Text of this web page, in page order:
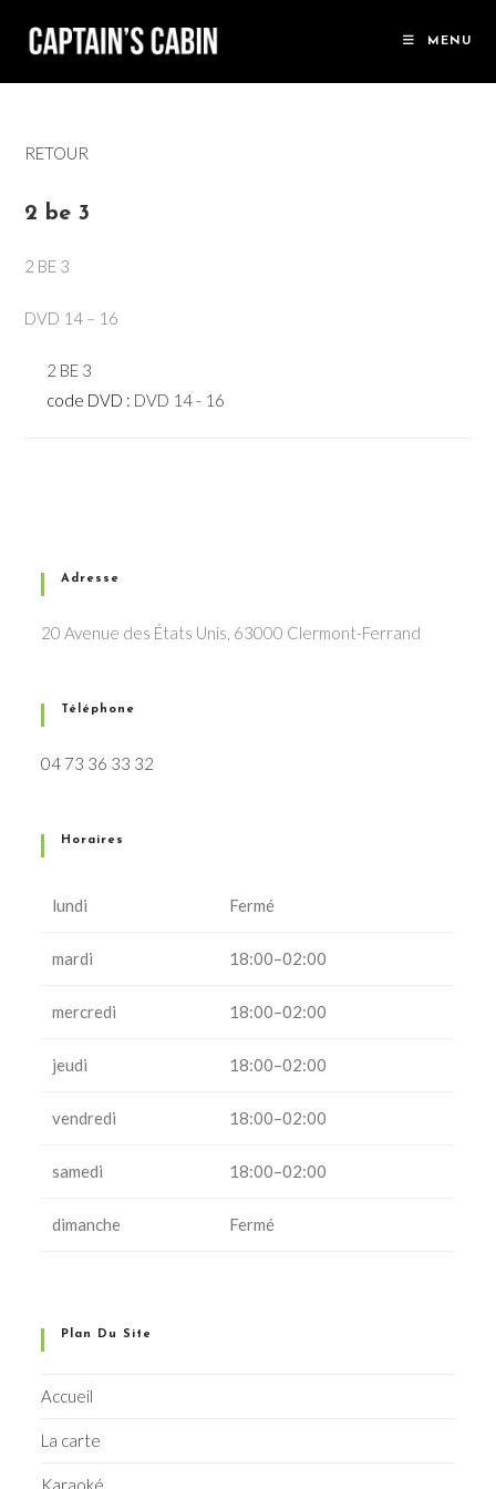
MENU
RETOUR
2 be 3
2 BE 3
DVD 14 – 16
2 BE 3
code DVD : DVD 14 - 16
Adresse
20 Avenue des États Unis, 63000 Clermont-Ferrand
Téléphone
04 73 36 33 32
Horaires
lundi Fermé
mardi 18:00–02:00
mercredi 18:00–02:00
jeudi 18:00–02:00
vendredi 18:00–02:00
samedi 18:00–02:00
dimanche Fermé
Plan Du Site
Accueil
La carte
Karaoké